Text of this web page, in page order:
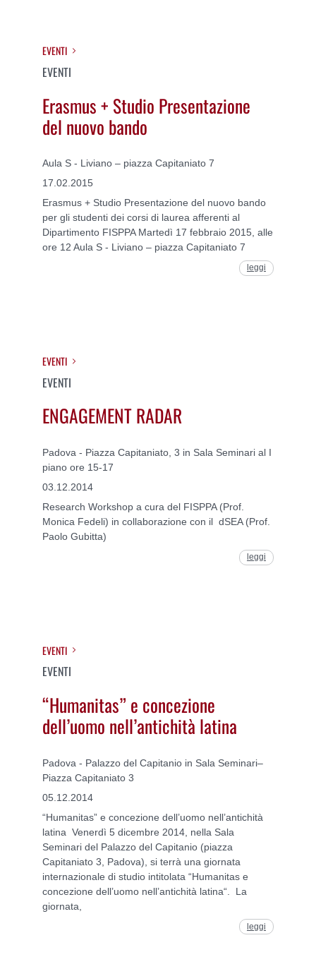
EVENTI
EVENTI
Erasmus + Studio Presentazione
del nuovo bando
Aula S - Liviano – piazza Capitaniato 7
17.02.2015
Erasmus + Studio Presentazione del nuovo bando
per gli studenti dei corsi di laurea afferenti al
Dipartimento FISPPA Martedì 17 febbraio 2015, alle
ore 12 Aula S - Liviano – piazza Capitaniato 7
leggi
EVENTI
EVENTI
ENGAGEMENT RADAR
Padova - Piazza Capitaniato, 3 in Sala Seminari al I
piano ore 15-17
03.12.2014
Research Workshop a cura del FISPPA (Prof.
Monica Fedeli) in collaborazione con il dSEA (Prof.
Paolo Gubitta)
leggi
EVENTI
EVENTI
“Humanitas” e concezione
dell’uomo nell’antichità latina
Padova - Palazzo del Capitanio in Sala Seminari–
Piazza Capitaniato 3
05.12.2014
“Humanitas” e concezione dell’uomo nell’antichità
latina Venerdì 5 dicembre 2014, nella Sala
Seminari del Palazzo del Capitanio (piazza
Capitaniato 3, Padova), si terrà una giornata
internazionale di studio intitolata “Humanitas e
concezione dell’uomo nell’antichità latina“. La
giornata,
leggi